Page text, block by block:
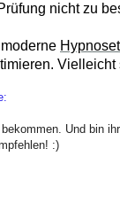
nicht zu
Und bin
:)